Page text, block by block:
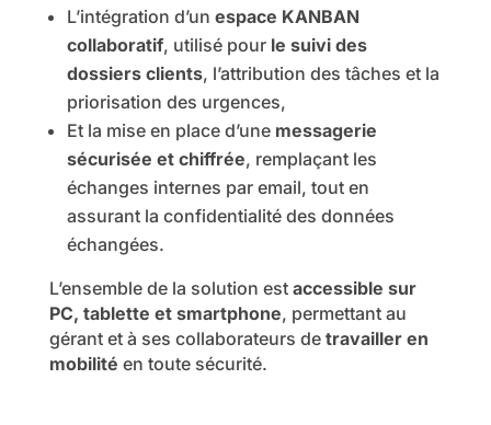
L’intégration d’un espace KANBAN
collaboratif, utilisé pour le suivi des
dossiers clients, l’attribution des tâches et la
priorisation des urgences,
Et la mise en place d’une messagerie
sécurisée et chiffrée, remplaçant les
échanges internes par email, tout en
assurant la confidentialité des données
échangées.
L’ensemble de la solution est accessible sur
PC, tablette et smartphone, permettant au
gérant et à ses collaborateurs de travailler en
mobilité en toute sécurité.